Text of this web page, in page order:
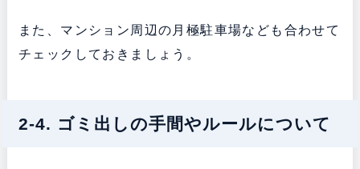
また、マンション周辺の月極駐車場なども合わせて
チェックしておきましょう。
2-4. ゴミ出しの手間やルールについて